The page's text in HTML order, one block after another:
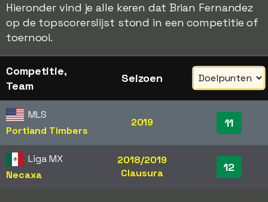
Hieronder vind je alle keren dat Brian Fernandez
op de topscorerslijst stond in een competitie of
toernooi.
Competitie,
Team
Seizoen
MLS
Portland Timbers
2019 11
Liga MX
Necaxa
2018/2019
Clausura
12